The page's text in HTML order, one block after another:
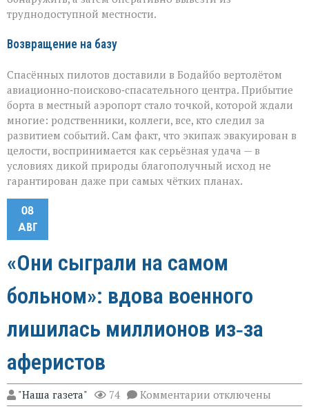
труднодоступной местности.
Возвращение на базу
Спасённых пилотов доставили в Бодайбо вертолётом
авиационно‑поисково‑спасательного центра. Прибытие
борта в местный аэропорт стало точкой, которой ждали
многие: родственники, коллеги, все, кто следил за
развитием событий. Сам факт, что экипаж эвакуирован в
целости, воспринимается как серьёзная удача — в
условиях дикой природы благополучный исход не
гарантирован даже при самых чётких планах.
08
АВГ
«Они сыграли на самом
больном»: вдова военного
лишилась миллионов из‑за
аферистов
"Наша газета" 74 Комментарии к
записи
отключены